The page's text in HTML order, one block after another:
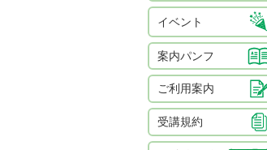
イベント
案内パンフ
ご利用案内
受講規約